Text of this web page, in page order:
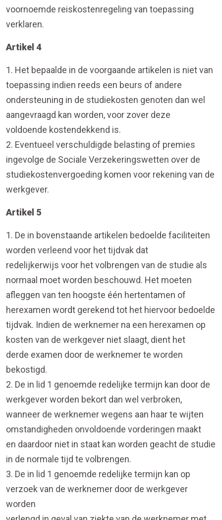
voornoemde reiskostenregeling van toepassing
verklaren.
Artikel 4
1. Het bepaalde in de voorgaande artikelen is niet van
toepassing indien reeds een beurs of andere
ondersteuning in de studiekosten genoten dan wel
aangevraagd kan worden, voor zover deze
voldoende kostendekkend is.
2. Eventueel verschuldigde belasting of premies
ingevolge de Sociale Verzekeringswetten over de
studiekostenvergoeding komen voor rekening van de
werkgever.
Artikel 5
1. De in bovenstaande artikelen bedoelde faciliteiten
worden verleend voor het tijdvak dat
redelijkerwijs voor het volbrengen van de studie als
normaal moet worden beschouwd. Het moeten
afleggen van ten hoogste één hertentamen of
herexamen wordt gerekend tot het hiervoor bedoelde
tijdvak. Indien de werknemer na een herexamen op
kosten van de werkgever niet slaagt, dient het
derde examen door de werknemer te worden
bekostigd.
2. De in lid 1 genoemde redelijke termijn kan door de
werkgever worden bekort dan wel verbroken,
wanneer de werknemer wegens aan haar te wijten
omstandigheden onvoldoende vorderingen maakt
en daardoor niet in staat kan worden geacht de studie
in de normale tijd te volbrengen.
3. De in lid 1 genoemde redelijke termijn kan op
verzoek van de werknemer door de werkgever
worden